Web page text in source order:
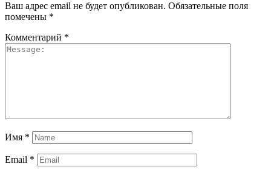
Ваш адрес email не будет опубликован. Обязательные поля
помечены *
Комментарий *
Имя *
Email *